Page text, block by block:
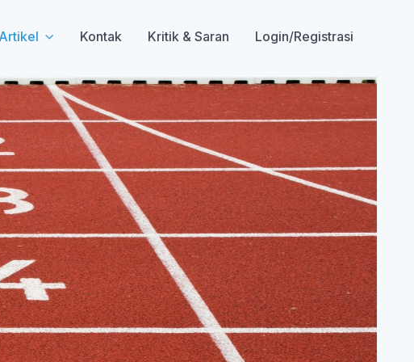
Artikel Kontak Kritik & Saran Login/Registrasi